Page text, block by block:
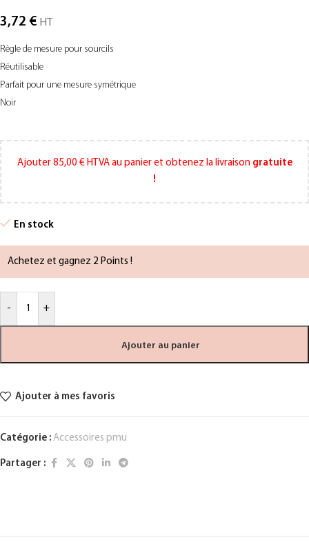
3,72 € HT
Règle de mesure pour sourcils
Réutilisable
Parfait pour une mesure symétrique
Noir
Ajouter 85,00 €HTVA au panier et obtenez la livraison gratuite
!
En stock
Achetez et gagnez 2 Points !
- +
Ajouter au panier
Ajouter à mes favoris
Catégorie : Accessoires pmu
Partager :